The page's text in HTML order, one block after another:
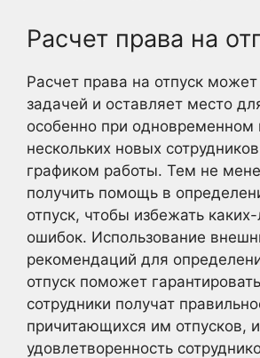
Расчет права на
Расчет права на отпуск
задачей и оставляет место
особенно при одновременном
нескольких новых
графиком работы. Тем не
получить помощь в
отпуск, чтобы избежать
ошибок. Использование
рекомендаций для
отпуск поможет
сотрудники получат
причитающихся им отпусков,
удовлетворенность